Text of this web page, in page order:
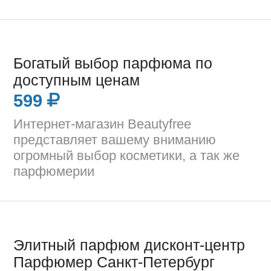
Богатый выбор парфюма по
доступным ценам
599
Интернет-магазин Beautyfree
представляет вашему вниманию
огромный выбор косметики, а так же
парфюмерии
Элитный парфюм дисконт-центр
Парфюмер Санкт-Петербург